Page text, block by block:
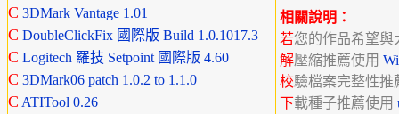
C 3DMark Vantage 1.01
C DoubleClickFix 國際版 Build 1.0.1017.3
C Logitech 羅技 Setpoint 國際版 4.60
C 3DMark06 patch 1.0.2 to 1.1.0
C ATITool 0.26
相關說明：
若您的作品希望
解壓縮推薦使用
校驗檔案完整性
下載種子推薦使用